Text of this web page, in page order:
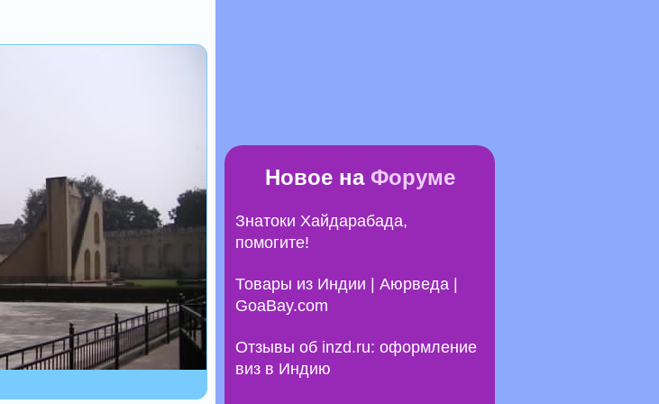
Новое на Форуме
Знатоки Хайдарабада,
помогите!
Товары из Индии | Аюрведа |
GoaBay.com
Отзывы об inzd.ru: оформление
виз в Индию